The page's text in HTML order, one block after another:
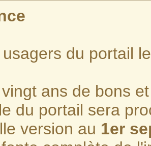
du portail
ans de bons
du portail sera
version au 1er